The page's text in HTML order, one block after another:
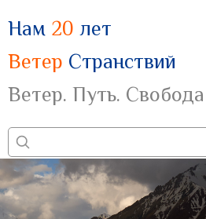
Нам 20 лет
Ветер Странствий
Ветер. Путь. Свобода